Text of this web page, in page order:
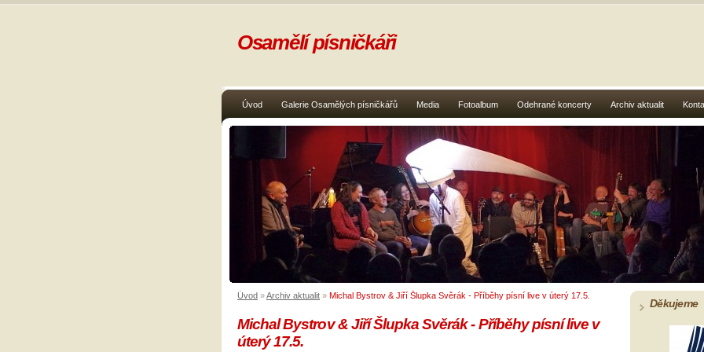
Úvod Galerie Osamělých písničkářů Media Fotoalbum Odehrané koncerty Archiv aktualit
Osamělí písničkáři
Úvod »Archiv aktualit » Michal Bystrov & Jiří Šlupka Svěrák - Příběhy písní live v úterý 17.5.
Michal Bystrov & Jiří Šlupka Svěrák - Příběhy písní live v
úterý 17.5.
Děkujeme